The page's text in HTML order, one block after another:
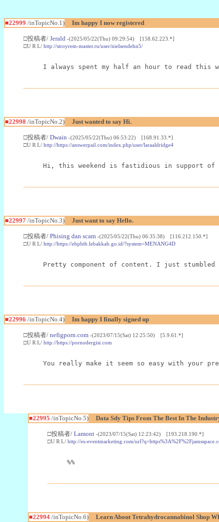
■22999 /inTopicNo.1) Im happy I now registered
□投稿者/ Jerald -(2025/05/22(Thu) 09:29:54) [158.62.223.*]
□U R L/ http://stroyrem-master.ru/user/nielsendehn5/
I always spent my half an hour to read
■22998 /inTopicNo.2) Just wanted to say Hi.
□投稿者/ Dwain -(2025/05/22(Thu) 06:53:22) [168.91.33.*]
□U R L/ http://https://answerpail.com/index.php/user/laraaldridge4
Hi, this weekend is fastidious in support of
■22997 /inTopicNo.3) Just want to say Hello.
□投稿者/ Phising dan scam -(2025/05/22(Thu) 06:35:38) [116.212.150.*]
□U R L/ http://https://ebphtb.lebakkab.go.id/?system=MENANG4D
Pretty component of content. I just
■22996 /inTopicNo.4) Im happy I finally signed up
□投稿者/ nefigporn.com -(2023/07/15(Sat) 12:25:50) [5.9.61.*]
□U R L/ http://https://pornodergisi.com
You really make it seem so easy with your
■22995 /inTopicNo.5) Data Sdy Tips From The Best In The
□投稿者/ Lamont -(2023/07/15(Sat) 12:23:42) [193.218.190.*]
□U R L/ http://es-eventmarketing.com/
%%
■22994/inTopicNo.6) Learn About Tetrahydrocannabinol Shop